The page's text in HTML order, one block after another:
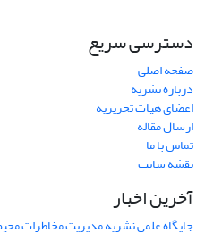
دسترسی سریع
صفحه اصلی
درباره نشریه
اعضای هیات تحریریه
ارسال مقاله
تماس با ما
نقشه سایت
آخرین اخبار
جایگاه علمی نشریه مدیریت مخاطرات